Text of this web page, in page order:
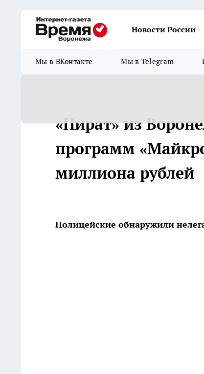
Новости России
Мы в ВКонтакте Мы в Telegram
«Пират» из
программ
миллиона рублей
Полицейские обнаружили